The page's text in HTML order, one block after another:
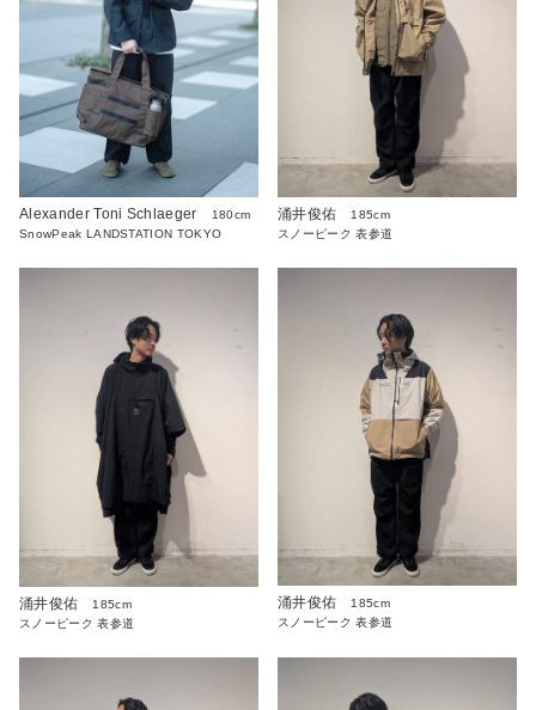
Alexander Toni Schlaeger
180cm
SnowPeak LANDSTATION TOKYO
涌井俊佑
185cm
スノーピーク 表参道
涌井俊佑
185cm
スノーピーク 表参道
涌井俊佑
185cm
スノーピーク 表参道